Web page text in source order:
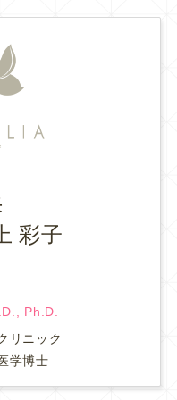
彩子
Ph.D.
リニック
学博士